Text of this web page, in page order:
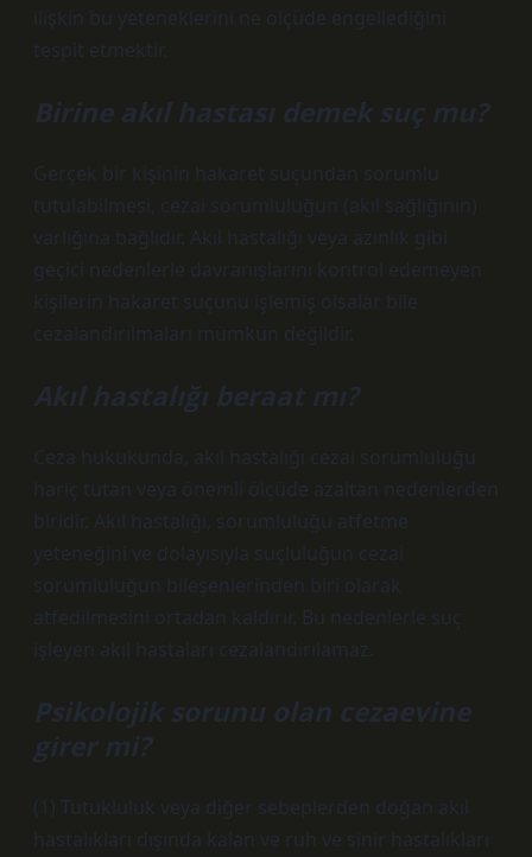
ilişkin bu yeteneklerini ne ölçüde engellediğini
tespit etmektir.
Birine akıl hastası demek suç mu?
Gerçek bir kişinin hakaret suçundan sorumlu
tutulabilmesi, cezai sorumluluğun (akıl sağlığının)
varlığına bağlıdır. Akıl hastalığı veya azınlık gibi
geçici nedenlerle davranışlarını kontrol edemeyen
kişilerin hakaret suçunu işlemiş olsalar bile
cezalandırılmaları mümkün değildir.
Akıl hastalığı beraat mı?
Ceza hukukunda, akıl hastalığı cezai sorumluluğu
hariç tutan veya önemli ölçüde azaltan nedenlerden
biridir. Akıl hastalığı, sorumluluğu atfetme
yeteneğini ve dolayısıyla suçluluğun cezai
sorumluluğun bileşenlerinden biri olarak
atfedilmesini ortadan kaldırır. Bu nedenlerle suç
işleyen akıl hastaları cezalandırılamaz.
Psikolojik sorunu olan cezaevine
girer mi?
(1) Tutukluluk veya diğer sebeplerden doğan akıl
hastalıkları dışında kalan ve ruh ve sinir hastalıkları